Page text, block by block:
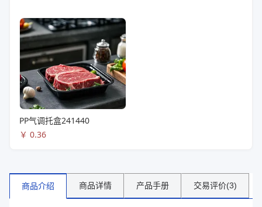
PP气调托盒241440
￥ 0.36
商品介绍 商品详情 产品手册 交易评价(3)